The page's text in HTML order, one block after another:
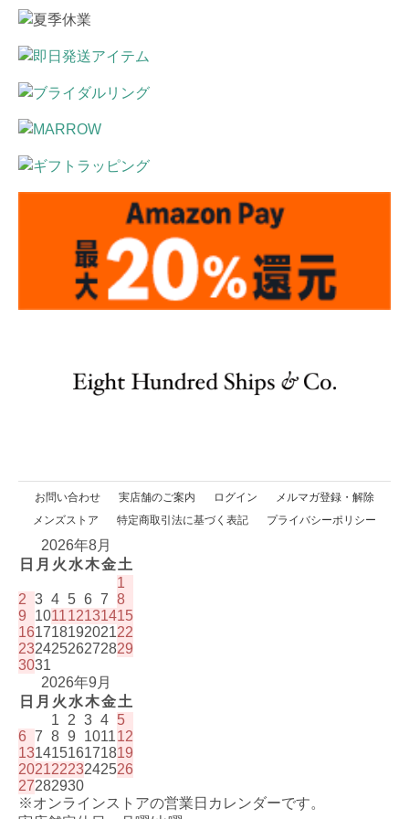
お問い合わせ 実店舗のご案内 ログイン
メルマガ登録・解除
メンズストア
特定商取引法に基づく表記 プライバシーポリシー
2026年8月
日 月 火 水木金土
1
2 3 4 5 6 7 8
9
101112131415
16171819202122
23242526272829
3031
2026年9月
日 月 火 水木金土
1
2 3 4 5
6 7 8 9 101112
13141516171819
20212223242526
27282930
※オンラインストアの営業日カレンダーです。